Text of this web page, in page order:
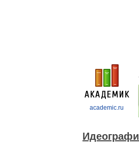
academic.ru